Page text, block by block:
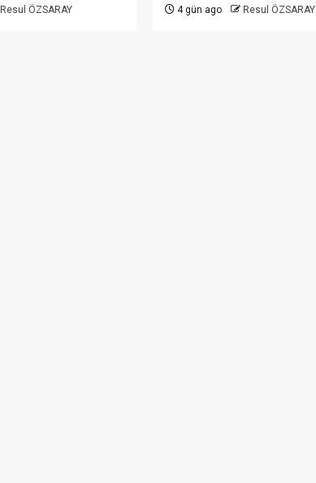
Resul ÖZSARAY 4 gün ago Resul ÖZSARAY